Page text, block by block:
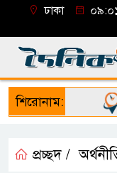
ঢাকা
শিরোনাম:
প্রচ্ছদ /